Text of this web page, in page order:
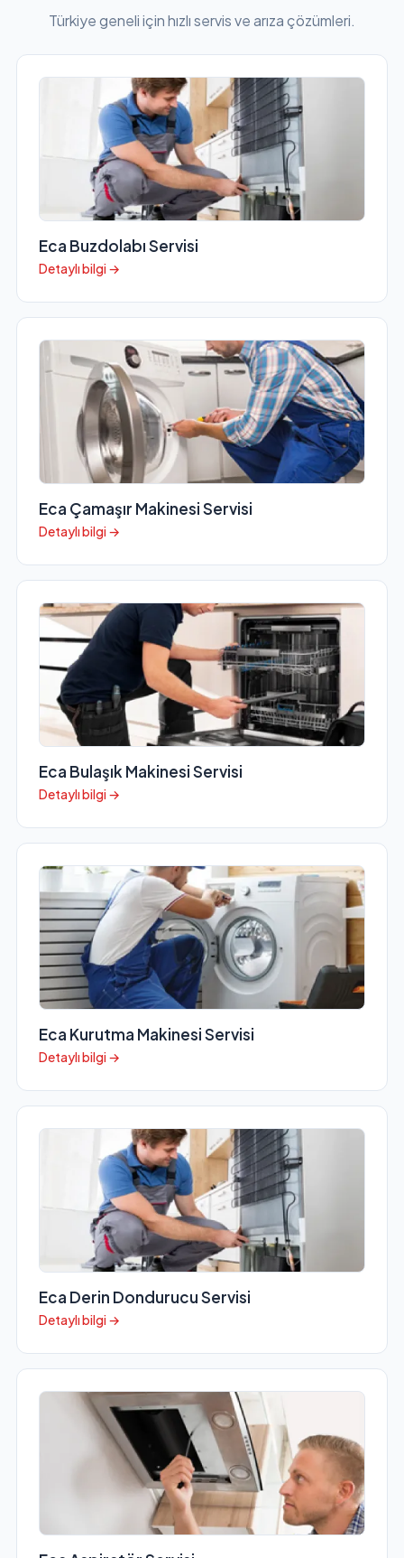
Türkiye geneli için hızlı servis ve arıza çözümleri.
Eca Buzdolabı Servisi
Detaylı bilgi →
Eca Çamaşır Makinesi Servisi
Detaylı bilgi →
Eca Bulaşık Makinesi Servisi
Detaylı bilgi →
Eca Kurutma Makinesi Servisi
Detaylı bilgi →
Eca Derin Dondurucu Servisi
Detaylı bilgi →